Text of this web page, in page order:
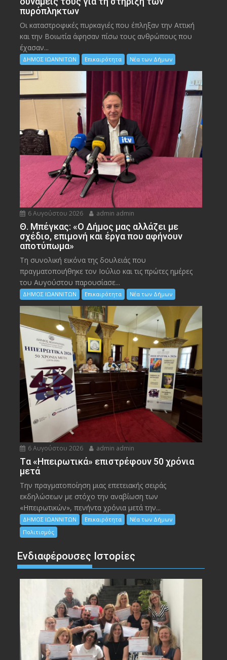
πυρόπληκτων
Οι καταστροφικές πυρκαγιές που έπληξαν την Αττική
και την Bοιωτία άφησαν πίσω τους ανθρώπους που
έχασαν...
ΔΗΜΟΣ ΙΩΑΝΝΙΤΩΝ Επικαιρότητα Νέα των Δήμων
6 Αυγούστου 2026 admin admin
Θ. Μπέγκας: «Ο Δήμος μας αλλάζει με
σχέδιο, επιμονή και έργα που αφήνουν
αποτύπωμα»
Τη συνολική εικόνα της δουλειάς που
πραγματοποιήθηκε τον Ιούλιο και τις πρώτες ημέρες
του Αυγούστου παρουσίασε...
ΔΗΜΟΣ ΙΩΑΝΝΙΤΩΝ Επικαιρότητα Νέα των Δήμων
6 Αυγούστου 2026 admin admin
Tα «Ηπειρωτικά» επιστρέφουν 50 χρόνια
μετά
Την πραγματοποίηση μιας επετειακής σειράς
εκδηλώσεων με στόχο την αναβίωση των
«Ηπειρωτικών», πενήντα χρόνια μετά την...
ΔΗΜΟΣ ΙΩΑΝΝΙΤΩΝ Επικαιρότητα
Νέα των Δήμων
Πολιτισμός
Ενδιαφέρουσες Ιστορίες